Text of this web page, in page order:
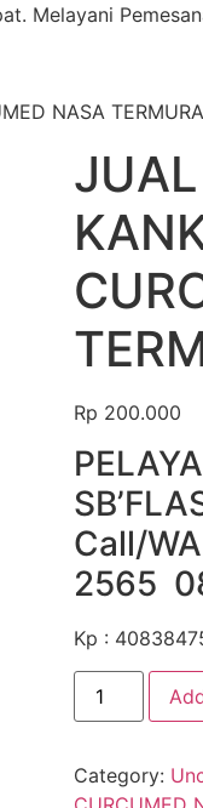
Melayani
NASA
Rp 200.000
Call/
2565
Kp :
Category: